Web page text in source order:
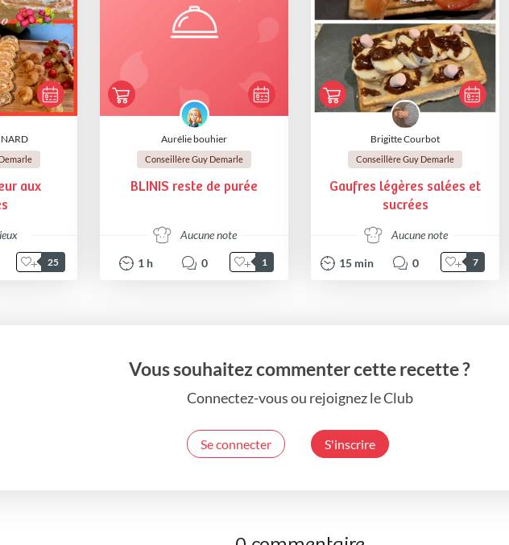
aux
25
Aurélie bouhier
Conseillère Guy Demarle
BLINIS reste de purée
Aucune note
1 h 0 1
Brigitte Courbot
Conseillère Guy Demarle
Gaufres légères salées et
sucrées
Aucune note
15 min 0 7
Vous souhaitez commenter cette recette ?
Connectez-vous ou rejoignez le Club
Se connecter S'inscrire